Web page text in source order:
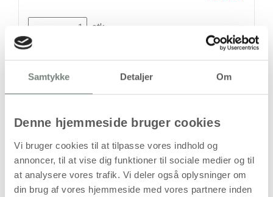
Samtykke Detaljer Om
Denne hjemmeside bruger cookies
Vi bruger cookies til at tilpasse vores indhold og
annoncer, til at vise dig funktioner til sociale medier og til
at analysere vores trafik. Vi deler også oplysninger om
din brug af vores hjemmeside med vores partnere inden
stk
Leveringsomkostninger
når vi har bekræftet din ordre.